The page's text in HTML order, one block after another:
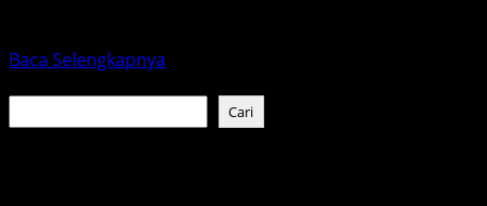
Baca Selengkapnya
Home
Cari